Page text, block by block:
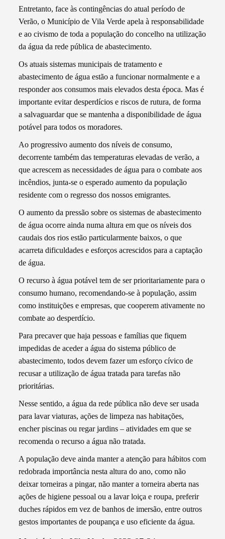
Entretanto, face às contingências do atual período de
Verão, o Município de Vila Verde apela à responsabilidade
e ao civismo de toda a população do concelho na utilização
da água da rede pública de abastecimento.
Os atuais sistemas municipais de tratamento e
abastecimento de água estão a funcionar normalmente e a
responder aos consumos mais elevados desta época. Mas é
importante evitar desperdícios e riscos de rutura, de forma
a salvaguardar que se mantenha a disponibilidade de água
potável para todos os moradores.
Ao progressivo aumento dos níveis de consumo,
decorrente também das temperaturas elevadas de verão, a
que acrescem as necessidades de água para o combate aos
incêndios, junta-se o esperado aumento da população
residente com o regresso dos nossos emigrantes.
O aumento da pressão sobre os sistemas de abastecimento
de água ocorre ainda numa altura em que os níveis dos
caudais dos rios estão particularmente baixos, o que
acarreta dificuldades e esforços acrescidos para a captação
de água.
O recurso à água potável tem de ser prioritariamente para o
consumo humano, recomendando-se à população, assim
como instituições e empresas, que cooperem ativamente no
combate ao desperdício.
Para precaver que haja pessoas e famílias que fiquem
impedidas de aceder a água do sistema público de
abastecimento, todos devem fazer um esforço cívico de
recusar a utilização de água tratada para tarefas não
prioritárias.
Nesse sentido, a água da rede pública não deve ser usada
para lavar viaturas, ações de limpeza nas habitações,
encher piscinas ou regar jardins – atividades em que se
recomenda o recurso a água não tratada.
A população deve ainda manter a atenção para hábitos com
redobrada importância nesta altura do ano, como não
deixar torneiras a pingar, não manter a torneira aberta nas
ações de higiene pessoal ou a lavar loiça e roupa, preferir
duches rápidos em vez de banhos de imersão, entre outros
gestos importantes de poupança e uso eficiente da água.